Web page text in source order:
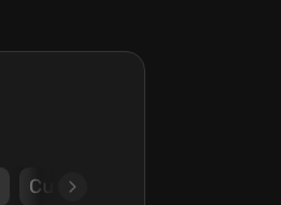
Curve Games